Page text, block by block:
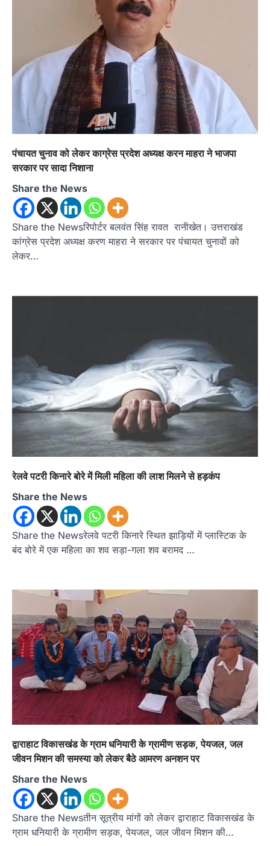
पंचायत चुनाव को लेकर काग्रेस प्रदेश अध्यक्ष करन माहरा ने भाजपा
सरकार पर सादा निशाना
Share the News
Share the Newsरिपोर्टर बलवंत सिंह रावत रानीखेत। उत्तराखंड
कांग्रेस प्रदेश अध्यक्ष करण माहरा ने सरकार पर पंचायत चुनावों को
लेकर…
रेलवे पटरी किनारे बोरे में मिली महिला की लाश मिलने से हड़कंप
Share the News
Share the Newsरेलवे पटरी किनारे स्थित झाड़ियों में प्लास्टिक के
बंद बोरे में एक महिला का शव सड़ा-गला शव बरामद …
द्वाराहाट विकासखंड के ग्राम धनियारी के ग्रामीण सड़क, पेयजल, जल
जीवन मिशन की समस्या को लेकर बैठे आमरण अनशन पर
Share the News
Share the Newsतीन सूत्रीय मांगों को लेकर द्वाराहाट विकासखंड के
ग्राम धनियारी के ग्रामीण सड़क, पेयजल, जल जीवन मिशन की…
2
अल्मोड़ा उत्तराखण्ड कुमाऊं ख़बरें
रानीखेत में शिक्षा-स्वास्थ्य व्यवस्था पर फूटा
कांग्रेस का गुस्सा, मंत्री और सरकार का पुतला
फूंका
Admin August 6, 2026
भतरोजखान में कांग्रेस का प्रदर्शन, स्वास्थ्य मंत्री व शिक्षा
मंत्री का फूंका पुतला 'विद्यालयों में…
अल्मोड़ा उत्तराखण्ड कुमाऊं ख़बरें
अगस्त को खड़गे की हल्द्वानी रैली को सफल
बनाने का लिया संकल्प
Admin August 6, 2026
संगठन विस्तार के तहत कई नई नियुक्तियां, बूथ स्तर तक
4
अल्मोड़ा उत्तराखण्ड कुमाऊं ख़बरें
चौखुटिया में सेवा पखवाड़ा शिविर: 954 लोगों ने
लिया लाभ, 191 में से 182 शिकायतों का मौके
पर हुआ निस्तारण
Admin August 5, 2026
तड़ागताल में आयोजित सेवा पखवाड़ा शिविर में 954 लोगों
ने किया प्रतिभाग जिलाधिकारी अंशुल सिंह…
1
उत्तराखण्ड कुमाऊं ख़बरें धार्मिक
मानिला देवी मंदिर में श्रीमद्भागवत कथा के चतुर्थ
राज्य मंत्री कैलाश पंत ने किया कथा श्रवण
Admin August 6, 2026
आयोजित श्रीमद्भागवत कथा के चतुर्थ दिवस गुरुवार को…
अल्मोड़ा उत्तराखण्ड कुमाऊं ख़बरें
रानीखेत में शिक्षा-स्वास्थ्य व्यवस्था पर फूटा